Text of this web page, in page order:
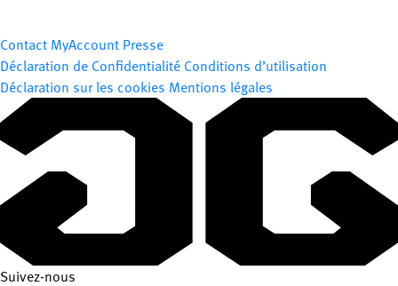
Contact MyAccount Presse
Déclaration de Confidentialité Conditions d’utilisation
Déclaration sur les cookies Mentions légales
Suivez-nous